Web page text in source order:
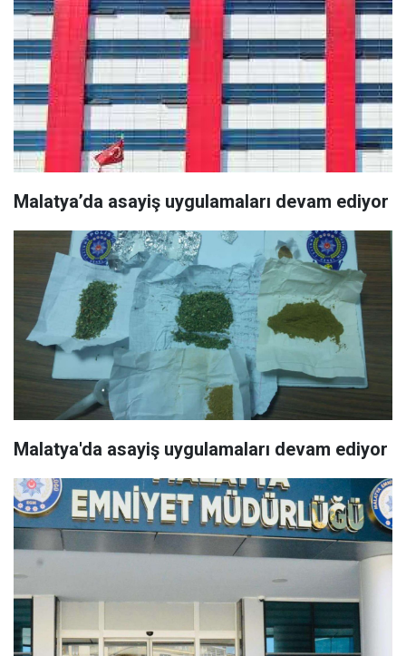
Malatya’da asayiş uygulamaları devam ediyor
Malatya'da asayiş uygulamaları devam ediyor